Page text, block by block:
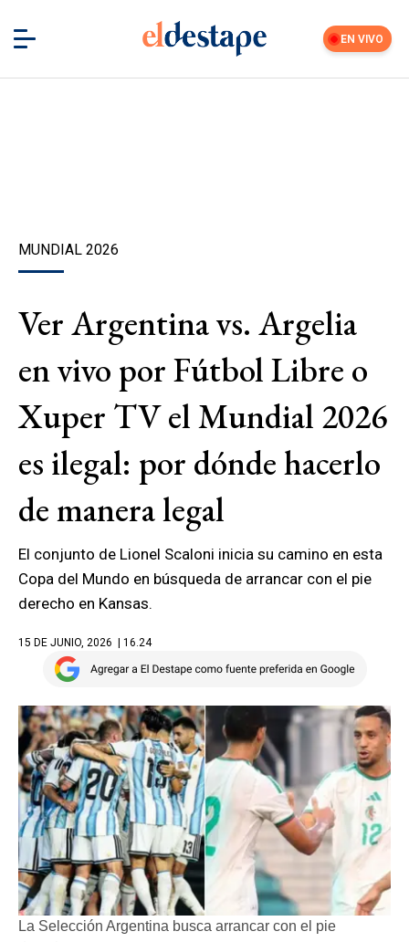
EN VIVO
MUNDIAL 2026
Ver Argentina vs. Argelia
en vivo por Fútbol Libre o
Xuper TV el Mundial 2026
es ilegal: por dónde hacerlo
de manera legal
El conjunto de Lionel Scaloni inicia su camino en esta
Copa del Mundo en búsqueda de arrancar con el pie
derecho en Kansas.
15 DE JUNIO, 2026 | 16.24
La Selección Argentina busca arrancar con el pie